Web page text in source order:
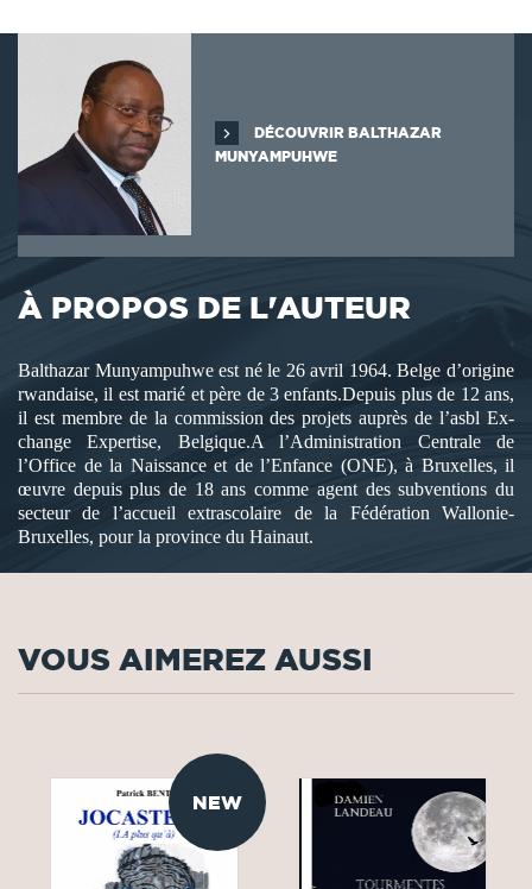
DÉCOUVRIR BALTHAZAR
MUNYAMPUHWE
À PROPOS DE L'AUTEUR
Balthazar Munyampuhwe est né le 26 avril 1964. Belge d’origine
rwandaise, il est marié et père de 3 enfants.Depuis plus de 12 ans,
il est membre de la commission des projets auprès de l’asbl Ex-
change Expertise, Belgique.A l’Administration Centrale de
l’Office de la Naissance et de l’Enfance (ONE), à Bruxelles, il
œuvre depuis plus de 18 ans comme agent des subventions du
secteur de l’accueil extrascolaire de la Fédération Wallonie-
Bruxelles, pour la province du Hainaut.
VOUS AIMEREZ AUSSI
NEW